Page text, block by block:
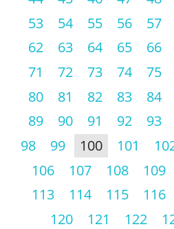
53
54 55 56 57
62
63 64 65 66
71
72 73 74 75
80
81 82 83 84
89
90 91 92 93
98
99 100 101
106
107 108 109
113
114 115 116
120
121 122